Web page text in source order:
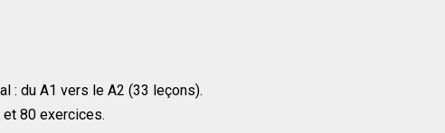
: du A1 vers le A2 (33 leçons).
80 exercices.